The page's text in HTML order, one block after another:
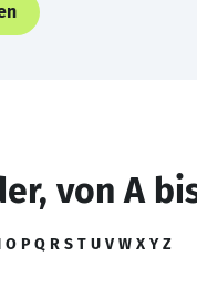
von A
O P Q R S T U V W X Y Z